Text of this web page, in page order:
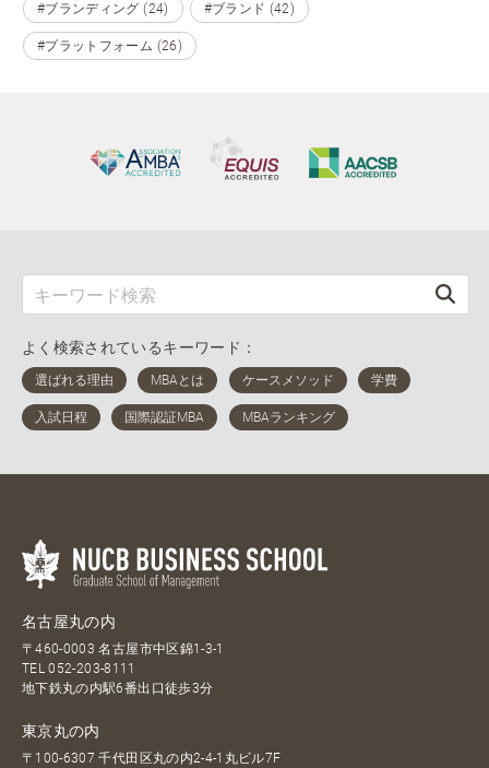
#ブランディング (24) #ブランド (42)
#プラットフォーム (26)
よく検索されているキーワード：
名古屋丸の内
〒460-0003 名古屋市中区錦1-3-1
TEL052-203-8111
地下鉄丸の内駅6番出口徒歩3分
東京丸の内
〒100-6307 千代田区丸の内2-4-1丸ビル7F